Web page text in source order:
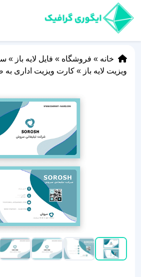
خانه » فروشگاه » فایل لایه باز »
ویزیت لایه باز » کارت ویزیت اداری به